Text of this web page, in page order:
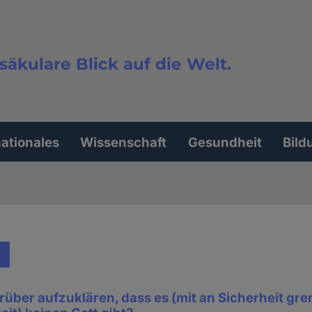
Blick auf die Welt.
Wissenschaft Gesundheit
aufzuklären, dass es (mit an Sicherheit